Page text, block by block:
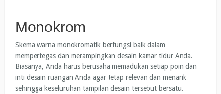
Monokrom
Skema warna monokromatik berfungsi baik dalam
mempertegas dan merampingkan desain kamar tidur Anda.
Biasanya, Anda harus berusaha memadukan setiap poin dan
inti desain ruangan Anda agar tetap relevan dan menarik
sehingga keseluruhan tampilan desain tersebut bersatu.